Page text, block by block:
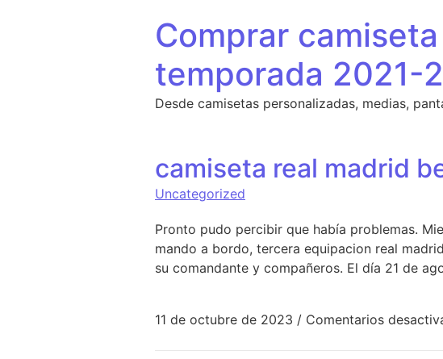
Comprar
temporada 2021-
Desde camisetas personalizadas, medias,
camiseta real madrid
Uncategorized
Pronto pudo percibir que había problemas.
mando a bordo, tercera equipacion real
su comandante y compañeros. El día 21 de
11 de octubre de 2023 / Comentarios